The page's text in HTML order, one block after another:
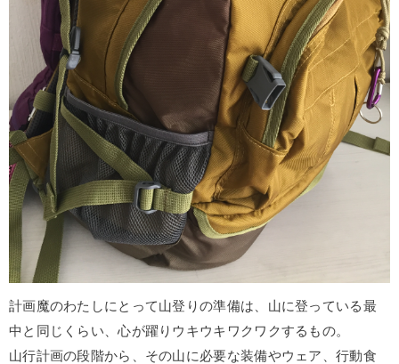
計画魔のわたしにとって山登りの準備は、山に登っている最
中と同じくらい、心が躍りウキウキワクワクするもの。
山行計画の段階から、その山に必要な装備やウェア、行動食